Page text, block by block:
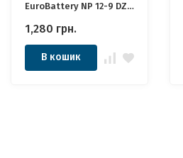
EuroBattery NP 12-9 DZM
ДБЖ
1,280 грн.
В кошик